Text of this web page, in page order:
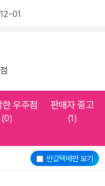
01
우주점
(0)
판매자 중고
(1)
반값택배만 보기